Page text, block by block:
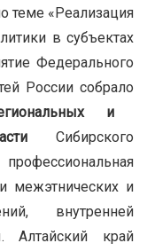
теме «Реализация
в субъектах
Федерального
России собрало
и
Сибирского
межэтнических и
внутренней
Алтайский край